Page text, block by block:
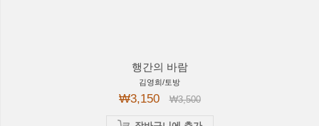
행간의 바람
김영희/토방
₩3,150 ₩3,500